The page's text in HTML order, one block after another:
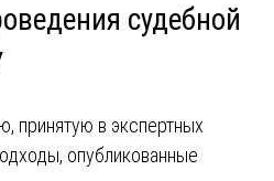
судебной
принятую в экспертных
опубликованные